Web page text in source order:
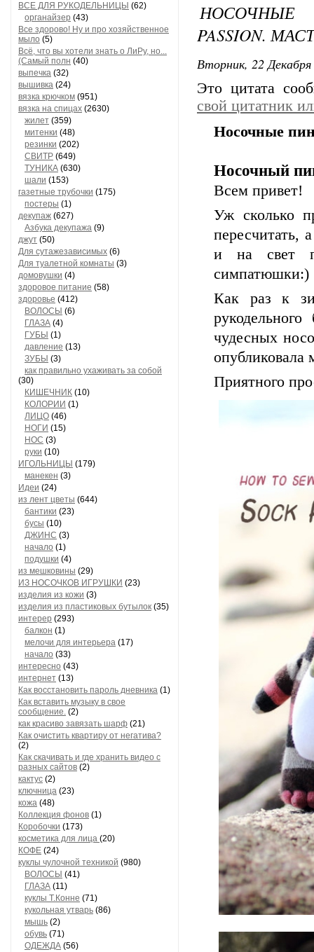
ВСЕ ДЛЯ РУКОДЕЛЬНИЦЫ (62)
органайзер (43)
Все здорово! Ну и про хозяйственное
мыло (5)
Всё, что вы хотели знать о ЛиРу, но...
(Самый полн (40)
выпечка (32)
вышивка (24)
вязка крючком (951)
вязка на спицах (2630)
жилет (359)
митенки (48)
резинки (202)
СВИТР (649)
ТУНИКА (630)
шали (153)
газетные трубочки (175)
постеры (1)
декупаж (627)
Азбука декупажа (9)
джут (50)
Для сутажезависимых (6)
Для туалетной комнаты (3)
домовушки (4)
здоровое питание (58)
здоровье (412)
ВОЛОСЫ (6)
ГЛАЗА (4)
ГУБЫ (1)
давление (13)
ЗУБЫ (3)
как правильно ухаживать за собой
(30)
КИШЕЧНИК (10)
КОЛОРИИ (1)
ЛИЦО (46)
НОГИ (15)
НОС (3)
руки (10)
ИГОЛЬНИЦЫ (179)
манекен (3)
Идеи (24)
из лент цветы (644)
бантики (23)
бусы (10)
ДЖИНС (3)
начало (1)
подушки (4)
из мешковины (29)
ИЗ НОСОЧКОВ ИГРУШКИ (23)
изделия из кожи (3)
изделия из пластиковых бутылок (35)
интерер (293)
балкон (1)
мелочи для интерьера (17)
начало (33)
интересно (43)
интернет (13)
Как восстановить пароль дневника (1)
Как вставить музыку в свое
сообщение. (2)
как красиво завязать шарф (21)
Как очистить квартиру от негатива?
(2)
Как скачивать и где хранить видео с
разных сайтов (2)
кактус (2)
ключница (23)
кожа (48)
Коллекция фонов (1)
Коробочки (173)
косметика для лица (20)
КОФЕ (24)
куклы чулочной техникой (980)
ВОЛОСЫ (41)
ГЛАЗА (11)
куклы Т.Конне (71)
кукольная утварь (86)
мышь (2)
обувь (71)
ОДЕЖДА (56)
НОСОЧНЫЕ
PASSION.
Вторник, 22
Это цитата
свой цитатник
Носочные
Носочный
Всем привет!
Уж сколько
пересчитать,
и на свет
симпатюшки:)
Как раз к
чудесных
опубликовала
Приятного